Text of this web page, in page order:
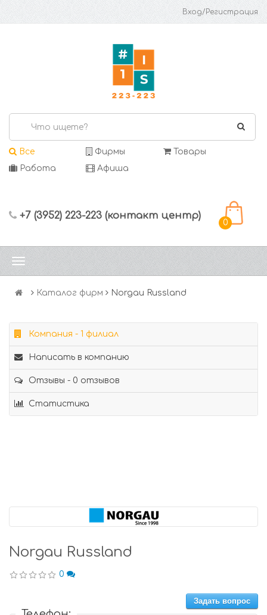
Вход/Регистрация
Все Фирмы
Товары
Работа
Афиша
+7 (3952) 223-223 (контакт центр)
0
Каталог фирм Norgau Russland
Компания - 1 филиал
Написать в компанию
Отзывы - 0 отзывов
Статистика
Norgau Russland
0
Задать вопрос